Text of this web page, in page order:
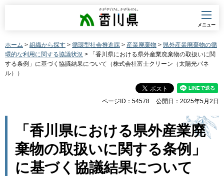
香川県
メニュー
ホーム > 組織から探す > 循環型社会推進課 > 産業廃棄物 > 県外産業廃棄物の循
環的な利用に関する協議状況 > 「香川県における県外産業廃棄物の取扱いに関
する条例」に基づく協議結果について（株式会社富士クリーン（太陽光パネ
ル））
ページID：54578 公開日：2025年5月2日
「香川県における県外産業廃
棄物の取扱いに関する条例」
に基づく協議結果について